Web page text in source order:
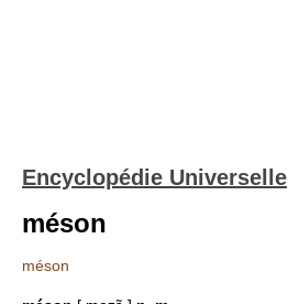
Encyclopédie Universelle
méson
méson